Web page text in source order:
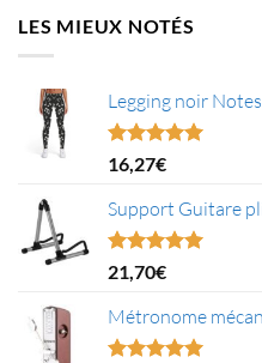
LES MIEUX NOTÉS
Legging noir
Note5.00
sur 5
16,27€
Support Guitare
Note5.00
sur 5
21,70€
Métronome